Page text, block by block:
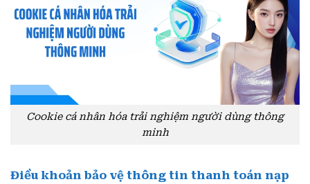
Cookie cá nhân hóa trải nghiệm người dùng thông
minh
Điều khoản bảo vệ thông tin thanh toán nạp